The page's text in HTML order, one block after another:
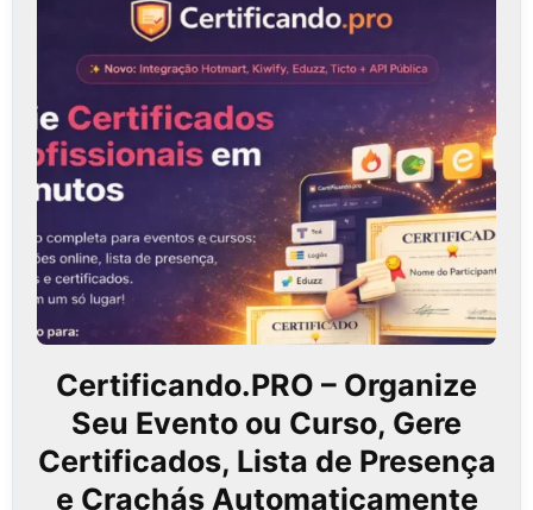
Certificando.PRO – Organize
Seu Evento ou Curso, Gere
Certificados, Lista de Presença
e Crachás Automaticamente